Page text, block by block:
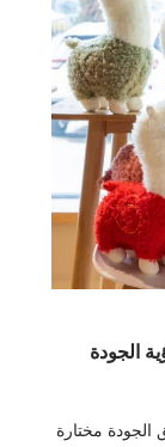
الجودة
الجودة مختارة